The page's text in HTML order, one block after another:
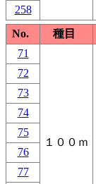
258
No.
種目
71
１００ｍ
72
73
74
75
76
77